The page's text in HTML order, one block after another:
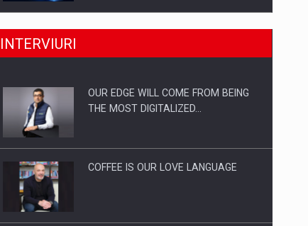
CEO Conference - Shaping The
Webinar - Business Evolution-
INTERVIURI
OUR EDGE WILL COME FROM BEING
THE MOST DIGITALIZED…
COFFEE IS OUR LOVE LANGUAGE